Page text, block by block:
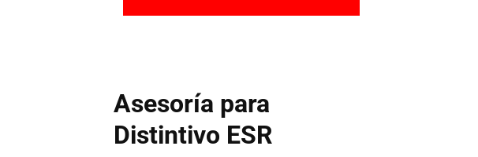
Asesoría para
Distintivo ESR